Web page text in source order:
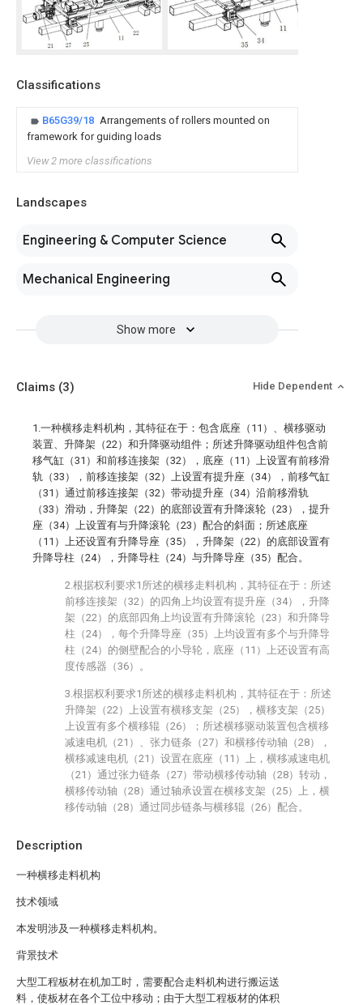
Classifications
B65G39/18 Arrangements of rollers mounted on
framework for guiding loads
View 2 more classifications
Landscapes
Engineering & Computer Science
Mechanical Engineering
Show more
Description
一种横移走料机构
技术领域
本发明涉及一种横移走料机构。
背景技术
大型工程板材在机加工时，需要配合走料机构进行搬运送
料，使板材在各个工位中移动；由于大型工程板材的体积
Claims (3) Hide Dependent
1.一种横移走料机构，其特征在于：包含底座（11）、横移驱动
装置、升降架（22）和升降驱动组件；所述升降驱动组件包含前
移气缸（31）和前移连接架（32），底座（11）上设置有前移滑
轨（33），前移连接架（32）上设置有提升座（34），前移气缸
（31）通过前移连接架（32）带动提升座（34）沿前移滑轨
（33）滑动，升降架（22）的底部设置有升降滚轮（23），提升
座（34）上设置有与升降滚轮（23）配合的斜面；所述底座
（11）上还设置有升降导座（35），升降架（22）的底部设置有
升降导柱（24），升降导柱（24）与升降导座（35）配合。
2.根据权利要求1所述的横移走料机构，其特征在于：所述
前移连接架（32）的四角上均设置有提升座（34），升降
架（22）的底部四角上均设置有升降滚轮（23）和升降导
柱（24），每个升降导座（35）上均设置有多个与升降导
柱（24）的侧壁配合的小导轮，底座（11）上还设置有高
度传感器（36）。
3.根据权利要求1所述的横移走料机构，其特征在于：所述
升降架（22）上设置有横移支架（25），横移支架（25）
上设置有多个横移辊（26）；所述横移驱动装置包含横移
减速电机（21）、张力链条（27）和横移传动轴（28），
横移减速电机（21）设置在底座（11）上，横移减速电机
（21）通过张力链条（27）带动横移传动轴（28）转动，
横移传动轴（28）通过轴承设置在横移支架（25）上，横
移传动轴（28）通过同步链条与横移辊（26）配合。